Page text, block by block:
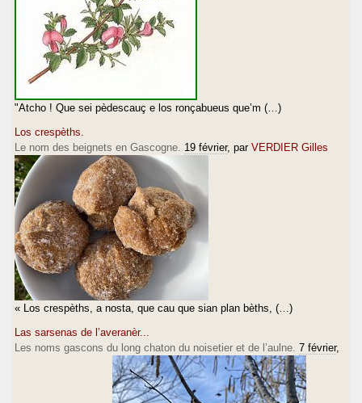
"Atcho ! Que sei pèdescauç e los ronçabueus que’m (…)
Los crespèths.
Le nom des beignets en Gascogne. 19 février, par VERDIER Gilles
« Los crespèths, a nosta, que cau que sian plan bèths, (…)
Las sarsenas de l’averanèr...
Les noms gascons du long chaton du noisetier et de l’aulne. 7 février,